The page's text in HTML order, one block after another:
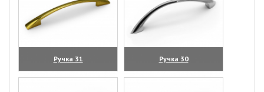
Ручка 31
(увеличить)
Ручка 30
(увеличить)